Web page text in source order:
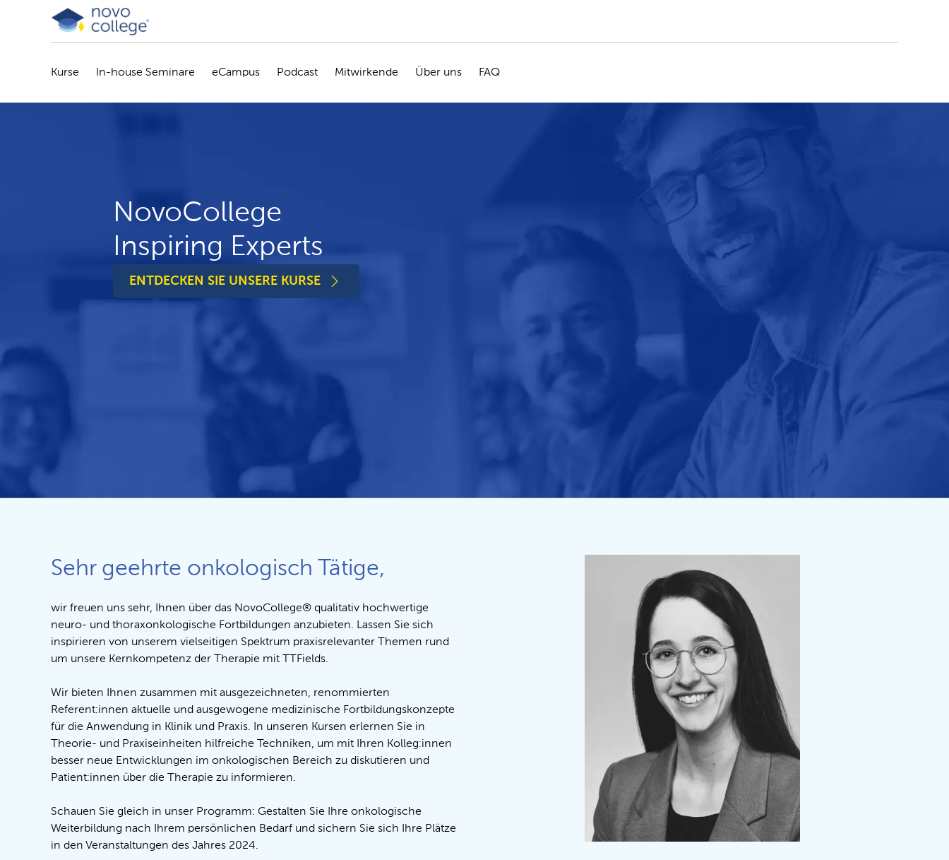
Kurse In-house Seminare eCampus Podcast Mitwirkende Über uns FAQ
NovoCollege
Inspiring Experts
ENTDECKEN SIE UNSERE KURSE
Sehr geehrte onkologisch Tätige,
wir freuen uns sehr, Ihnen über das NovoCollege® qualitativ hochwertige
neuro- und thoraxonkologische Fortbildungen anzubieten. Lassen Sie sich
inspirieren von unserem vielseitigen Spektrum praxisrelevanter Themen rund
um unsere Kernkompetenz der Therapie mit TTFields.
Wir bieten Ihnen zusammen mit ausgezeichneten, renommierten
Referent:innen aktuelle und ausgewogene medizinische Fortbildungskonzepte
für die Anwendung in Klinik und Praxis. In unseren Kursen erlernen Sie in
Theorie- und Praxiseinheiten hilfreiche Techniken, um mit Ihren Kolleg:innen
besser neue Entwicklungen im onkologischen Bereich zu diskutieren und
Patient:innen über die Therapie zu informieren.
Schauen Sie gleich in unser Programm: Gestalten Sie Ihre onkologische
Weiterbildung nach Ihrem persönlichen Bedarf und sichern Sie sich Ihre Plätze
in den Veranstaltungen des Jahres 2024.